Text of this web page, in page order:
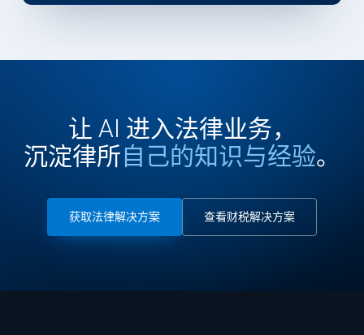
让 AI 进入法律业务，
沉淀律所自己的知识与经验。
获取法律解决方案 查看财税解决方案